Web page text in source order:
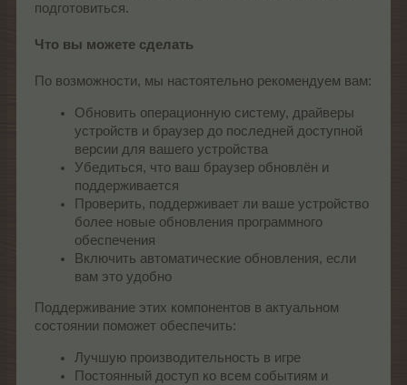
подготовиться.
Что вы можете сделать
По возможности, мы настоятельно рекомендуем вам:
Обновить операционную систему, драйверы
устройств и браузер до последней доступной
версии для вашего устройства
Убедиться, что ваш браузер обновлён и
поддерживается
Проверить, поддерживает ли ваше устройство
более новые обновления программного
обеспечения
Включить автоматические обновления, если
вам это удобно
Поддерживание этих компонентов в актуальном
состоянии поможет обеспечить:
Лучшую производительность в игре
Постоянный доступ ко всем событиям и